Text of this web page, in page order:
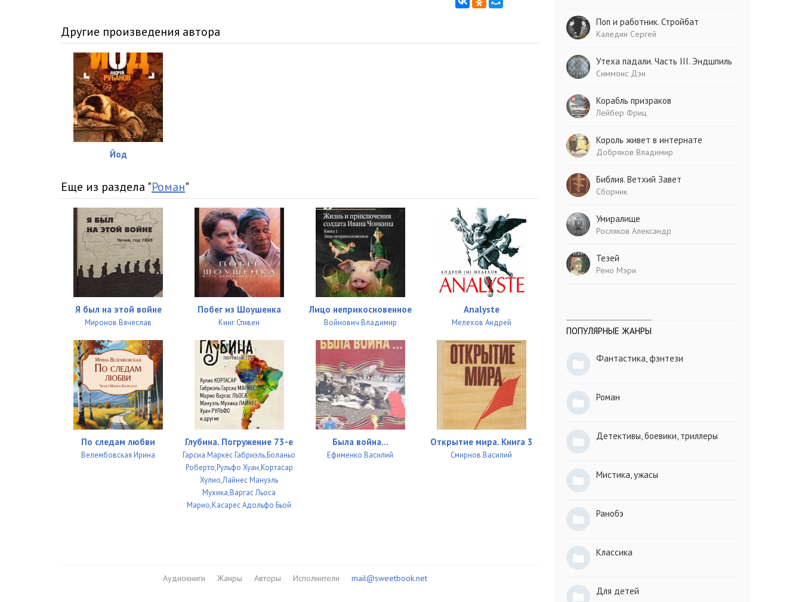
01_13_V_adu_vse_besplatno
01_14_Opoznanie
01_15_Oranzhevoe_nebo
01_16_V_bogatom_dome
02_01_Ostryy_nozhichek
02_02_Vizit_k_bankiru
02_04_Solovey
02_05_Vspomnila 20:36
02_06_Samyy_normalnyy
02_07_Bandersha
24:16
02_09_Striptizersha
02_10_Vernem_obratno 17:08
02_11_Los_anormales 21:41
02_12_Krutov,_Makarov_and_So 16:51
02_13_Ne_zabudu_mat_rodnuyu 21:32
03_01_Poltora_milliona_evro 35:12
03_02_Shturm
03_03_Rasskazhi_korove_pro_govyadinu
Другие произведения автора
Йод
Еще из раздела "Роман"
Я был на этой войне
Миронов Вячеслав
Побег из Шоушенка
Кинг Стивен
Лицо неприкосновенное
Войнович Владимир
Analyste
Мелехов Андрей
По следам любви
Велембовская Ирина
Глубина. Погружение 73-е
Гарсиа Маркес Габриэль,Боланьо
Роберто,Рульфо Хуан,Кортасар
Хулио,Лайнес Мануэль
Мухика,Варгас Льоса
Марио,Касареc Адольфо Бьой
Была война...
Ефименко Василий
Открытие мира. Книга 3
Смирнов Василий
Аудиокниги Жанры Авторы Исполнители mail@sweetbook.net
Поп и работник. Стройбат
Каледин Сергей
Утеха падали. Часть III. Эндшпиль
Симмонс Дэн
Корабль призраков
Лейбер Фриц
Король живет в интернате
Добряков Владимир
Библия. Ветхий Завет
Сборник
Умиралище
Росляков Александр
Тезей
Рено Мэри
ПОПУЛЯРНЫЕ ЖАНРЫ
Фантастика, фэнтези
Роман
Детективы, боевики, триллеры
Мистика, ужасы
Ранобэ
Классика
Для детей